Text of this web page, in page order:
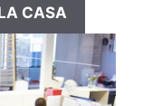
CASA